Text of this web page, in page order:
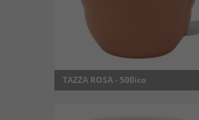
TAZZA ROSA - 500ico